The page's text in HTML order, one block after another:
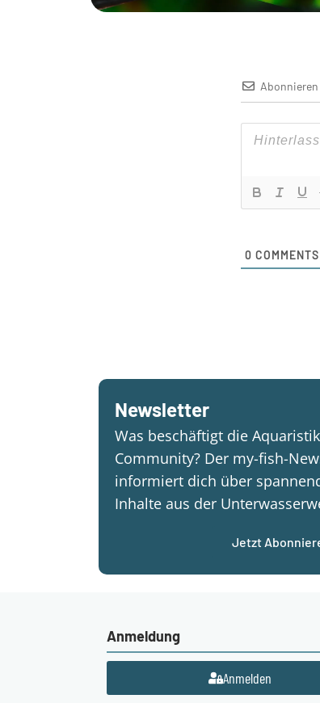
Abonnieren
0 COMMENTS
Newsletter
Was beschäftigt die
Community? Der my-fish-
informiert dich über
Inhalte aus der
Jetzt
Anmeldung
Anmelden